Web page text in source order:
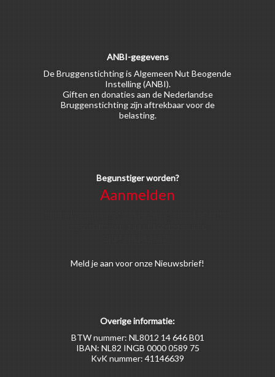
ANBI-gegevens
De Bruggenstichting is Algemeen Nut Beogende
Instelling (ANBI).
Giften en donaties aan de Nederlandse
Bruggenstichting zijn aftrekbaar voor de
belasting.
Begunstiger worden?
Aanmelden
Meld je aan voor onze Nieuwsbrief!
Overige informatie:
BTW nummer: NL8012 14 646 B01
IBAN: NL82 INGB 0000 0589 75
KvK nummer: 41146639